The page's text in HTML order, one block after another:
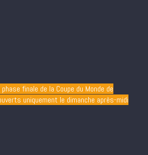
phase finale de la Coupe du Monde de
uniquement le dimanche après-midi